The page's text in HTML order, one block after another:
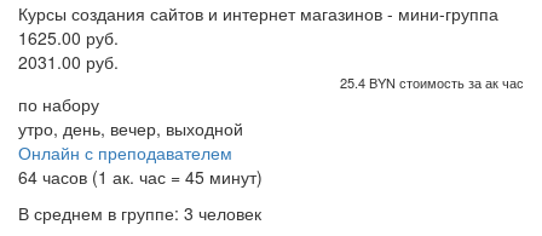
Курсы создания сайтов и интернет магазинов - мини-группа
1625.00 руб.
2031.00 руб.
25.4 BYN стоимость за ак час
по набору
утро, день, вечер, выходной
Онлайн с преподавателем
64 часов (1 ак. час = 45 минут)
В среднем в группе: 3 человек